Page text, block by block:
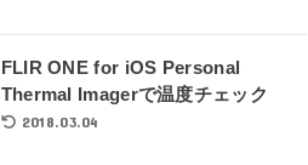
FLIR ONE for iOS Personal
Thermal Imagerで温度チェック
2018.03.04